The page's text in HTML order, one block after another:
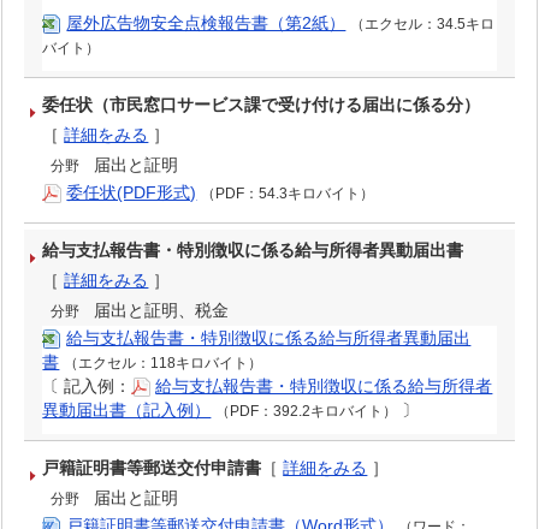
屋外広告物安全点検報告書（第2紙）
（エクセル：34.5キロ
バイト）
委任状（市民窓口サービス課で受け付ける届出に係る分）
［詳細をみる ］
分野
届出と証明
委任状(PDF形式)
（PDF：54.3キロバイト）
給与支払報告書・特別徴収に係る給与所得者異動届出書
［詳細をみる ］
分野
届出と証明、税金
給与支払報告書・特別徴収に係る給与所得者異動届出
書
（エクセル：118キロバイト）
〔記入例：
給与支払報告書・特別徴収に係る給与所得者
異動届出書（記入例）
（PDF：392.2キロバイト） 〕
戸籍証明書等郵送交付申請書 ［詳細をみる ］
分野
届出と証明